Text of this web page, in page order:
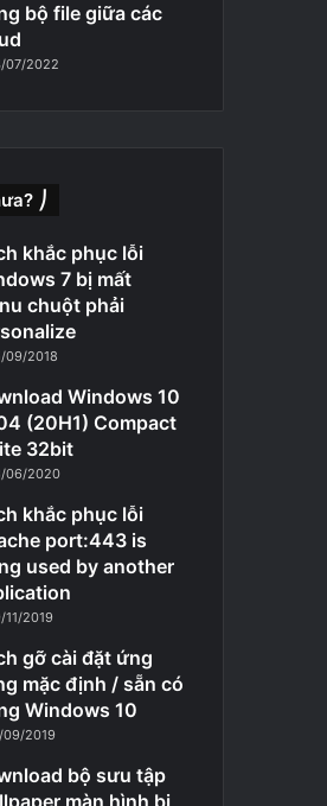
bộ file giữa các
07/2022
⎠
khắc phục lỗi
7 bị mất
chuột phải
09/2018
Windows 10
(20H1) Compact
32bit
06/2020
khắc phục lỗi
port:443 is
used by another
11/2019
gỡ cài đặt ứng
mặc định / sẵn có
Windows 10
09/2019
bộ sưu tập
màn hình bị